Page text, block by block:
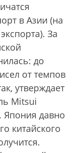
в Азии (на
За
до
от темпов
утверждает
Mitsui
Япония давно
китайского